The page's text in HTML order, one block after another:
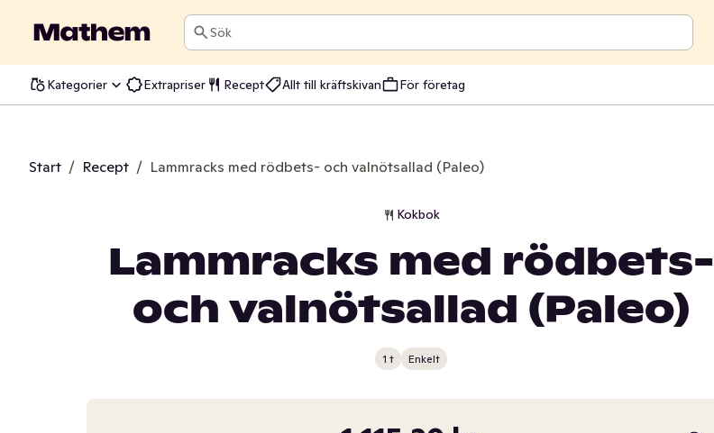
Sök
Kategorier Extrapriser Recept Allt till kräftskivan För företag
Start / Recept / Lammracks med rödbets- och valnötsallad (Paleo)
Kokbok
Lammracks med rödbets-
och valnötsallad (Paleo)
1 t Enkelt